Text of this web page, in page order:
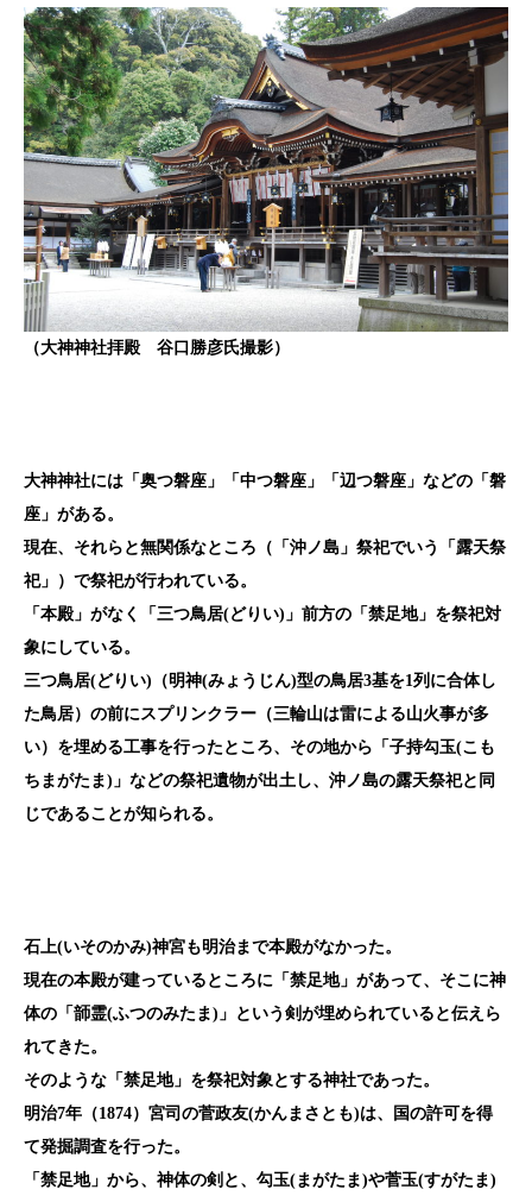
（大神神社拝殿 谷口勝彦氏撮影）
大神神社には「奥つ磐座」「中つ磐座」「辺つ磐座」などの「磐
座」がある。
現在、それらと無関係なところ（「沖ノ島」祭祀でいう「露天祭
祀」）で祭祀が行われている。
「本殿」がなく「三つ鳥居(どりい)」前方の「禁足地」を祭祀対
象にしている。
三つ鳥居(どりい)（明神(みょうじん)型の鳥居3基を1列に合体し
た鳥居）の前にスプリンクラー（三輪山は雷による山火事が多
い）を埋める工事を行ったところ、その地から「子持勾玉(こも
ちまがたま)」などの祭祀遺物が出土し、沖ノ島の露天祭祀と同
じであることが知られる。
石上(いそのかみ)神宮も明治まで本殿がなかった。
現在の本殿が建っているところに「禁足地」があって、そこに神
体の「韴霊(ふつのみたま)」という剣が埋められていると伝えら
れてきた。
そのような「禁足地」を祭祀対象とする神社であった。
明治7年（1874）宮司の菅政友(かんまさとも)は、国の許可を得
て発掘調査を行った。
「禁足地」から、神体の剣と、勾玉(まがたま)や菅玉(すがたま)